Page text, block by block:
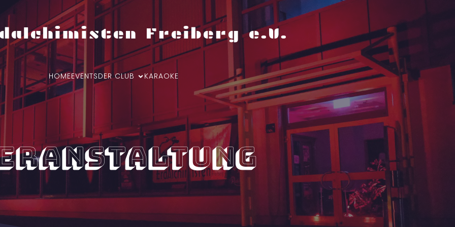
Freiberg e.V.
HOMEEVENTSDER CLUB KARAOKE